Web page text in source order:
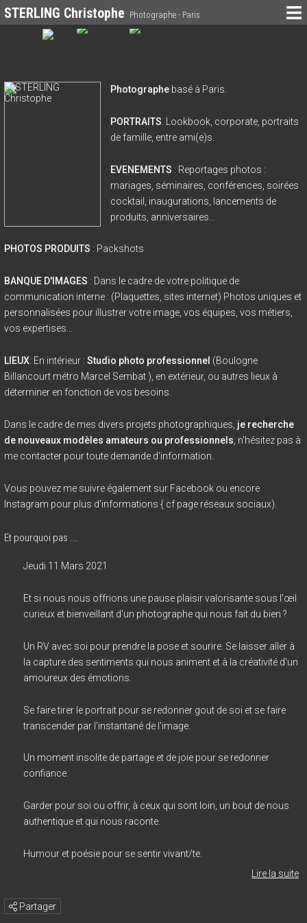
STERLING Christophe Photographe - Paris
Photographebasé à Paris.
PORTRAITS . Lookbook, corporate, portraits
de famille, entre ami(e)s.
EVENEMENTS : Reportages photos :
mariages, séminaires, conférences, soirées
cocktail, inaugurations, lancements de
produits, anniversaires…
PHOTOS PRODUITS : Packshots
BANQUE D'IMAGES : Dans le cadre de votre politique de
communication interne : (Plaquettes, sites internet) Photos uniques et
personnalisées pour illustrer votre image, vos équipes, vos métiers,
vos expertises…
LIEUX: En intérieur : Studio photo professionnel (Boulogne
Billancourt métro Marcel Sembat ), en extérieur, ou autres lieux à
déterminer en fonction de vos besoins.
Dans le cadre de mes divers projets photographiques, je recherche
de nouveaux modèles amateurs ou professionnels , n'hésitez pas à
me contacter pour toute demande d'information.
Vous pouvez me suivre également sur Facebook ou encore
Instagram pour plus d'informations { cf page réseaux sociaux).
Et pourquoi pas ...
Jeudi 11 Mars 2021
Et si nous nous offrions une pause plaisir valorisante sous l'œil
curieux et bienveillant d'un photographe qui nous fait du bien ?
Un RV avec soi pour prendre la pose et sourire. Se laisser aller à
la capture des sentiments qui nous animent et à la créativité d'un
amoureux des émotions.
Se faire tirer le portrait pour se redonner gout de soi et se faire
transcender par l'instantané de l'image.
Un moment insolite de partage et de joie pour se redonner
confiance.
Garder pour soi ou offrir, à ceux qui sont loin, un bout de nous
authentique et qui nous raconte.
Humour et poésie pour se sentir vivant/te.
Lire la suite
Partager